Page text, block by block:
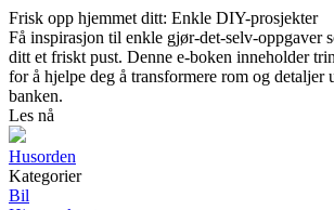
Frisk opp hjemmet ditt: Enkle DIY-prosjekter
Få inspirasjon til enkle gjør-det-selv-oppgaver
ditt et friskt pust. Denne e-boken inneholder
for å hjelpe deg å transformere rom og detaljer
banken.
Les nå
Husorden
Kategorier
Bil